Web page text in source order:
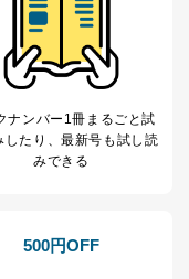
ナンバー1冊まるごと試
したり、最新号も試し読
みできる
500円OFF